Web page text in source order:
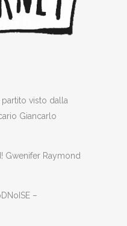
partito visto dalla
Giancarlo
Gwenifer Raymond
–